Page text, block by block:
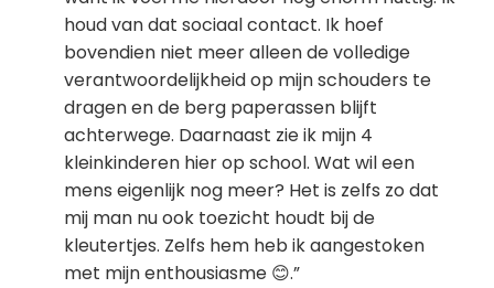
houd van dat sociaal contact. Ik hoef
bovendien niet meer alleen de volledige
verantwoordelijkheid op mijn schouders te
dragen en de berg paperassen blijft
achterwege. Daarnaast zie ik mijn 4
kleinkinderen hier op school. Wat wil een
mens eigenlijk nog meer? Het is zelfs zo dat
mij man nu ook toezicht houdt bij de
kleutertjes. Zelfs hem heb ik aangestoken
met mijn enthousiasme 😊.”